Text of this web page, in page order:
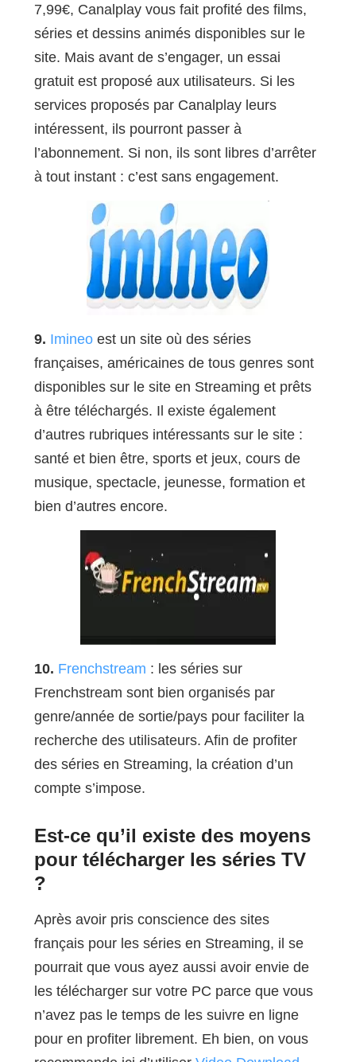
7,99€, Canalplay vous fait profité des films,
séries et dessins animés disponibles sur le
site. Mais avant de s’engager, un essai
gratuit est proposé aux utilisateurs. Si les
services proposés par Canalplay leurs
intéressent, ils pourront passer à
l’abonnement. Si non, ils sont libres d’arrêter
à tout instant : c’est sans engagement.
9. Imineoest un site où des séries
françaises, américaines de tous genres sont
disponibles sur le site en Streaming et prêts
à être téléchargés. Il existe également
d’autres rubriques intéressants sur le site :
santé et bien être, sports et jeux, cours de
musique, spectacle, jeunesse, formation et
bien d’autres encore.
10. Frenchstream : les séries sur
Frenchstream sont bien organisés par
genre/année de sortie/pays pour faciliter la
recherche des utilisateurs. Afin de profiter
des séries en Streaming, la création d’un
compte s’impose.
Est-ce qu’il existe des moyens
pour télécharger les séries TV
?
Après avoir pris conscience des sites
français pour les séries en Streaming, il se
pourrait que vous ayez aussi avoir envie de
les télécharger sur votre PC parce que vous
n’avez pas le temps de les suivre en ligne
pour en profiter librement. Eh bien, on vous